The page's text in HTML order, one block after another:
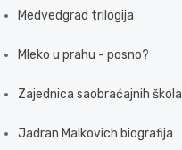
Medvedgrad trilogija
Mleko u prahu - posno?
Zajednica saobraćajnih škola
Jadran Malkovich biografija